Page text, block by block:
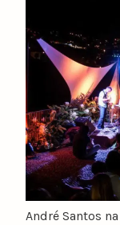
André Santos